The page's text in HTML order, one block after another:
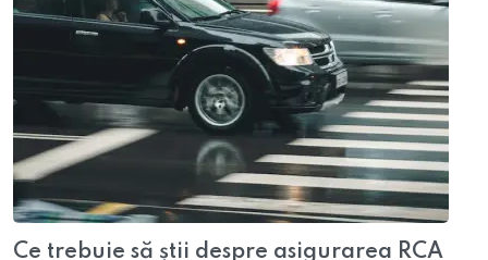
Ce trebuie să știi despre asigurarea RCA